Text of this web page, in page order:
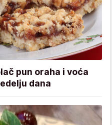
pun oraha i voća
dana